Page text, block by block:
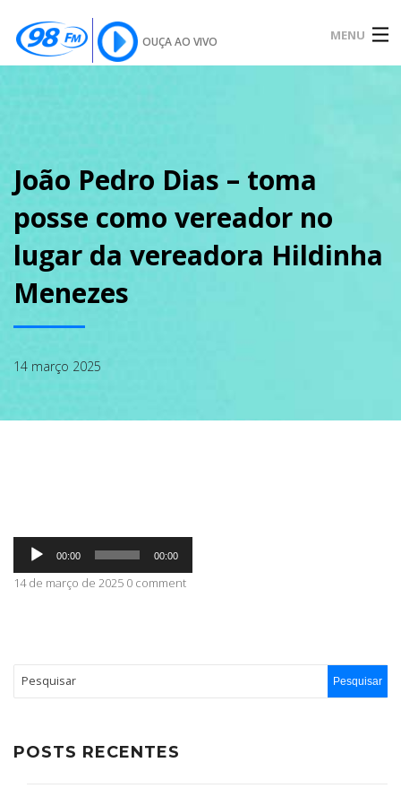
OUÇA AO VIVO MENU
SOBRE
NOTÍCIAS
PODCAST
GALERIA
João Pedro Dias – toma
posse como vereador no
lugar da vereadora Hildinha
Menezes
14 março 2025
Tocador
áudio
00:00 00:00
14 de março de 2025 0 comment
POSTS RECENTES